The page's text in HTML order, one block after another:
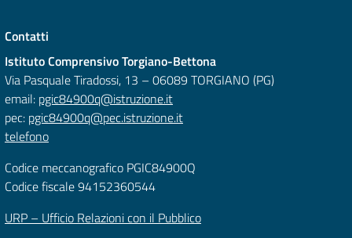
Contatti
Istituto Comprensivo Torgiano-Bettona
Via Pasquale Tiradossi, 13 – 06089 TORGIANO (PG)
email: pgic84900q@istruzione.it
pec: pgic84900q@pec.istruzione.it
telefono
Codice meccanografico PGIC84900Q
Codice fiscale 94152360544
URP – Ufficio Relazioni con il Pubblico